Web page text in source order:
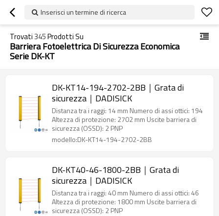
Inserisci un termine di ricerca
Trovati345Prodotti Su
Barriera Fotoelettrica Di Sicurezza Economica
Serie DK-KT
DK-KT14-194-2702-2BB｜Grata di
sicurezza｜DADISICK
Distanza tra i raggi: 14 mm Numero di assi ottici: 194
Altezza di protezione: 2702 mm Uscite barriera di
sicurezza (OSSD): 2 PNP
modello:DK-KT14-194-2702-2BB
DK-KT40-46-1800-2BB｜Grata di
sicurezza｜DADISICK
Distanza tra i raggi: 40 mm Numero di assi ottici: 46
Altezza di protezione: 1800 mm Uscite barriera di
sicurezza (OSSD): 2 PNP